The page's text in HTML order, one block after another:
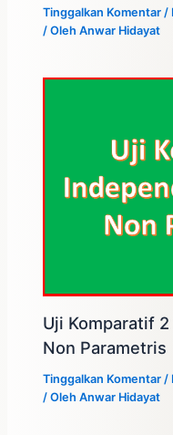
Tinggalkan Komentar /
/ OlehAnwar Hidayat
Uji Komparatif
Non Parametris
Tinggalkan Komentar /
/ OlehAnwar Hidayat